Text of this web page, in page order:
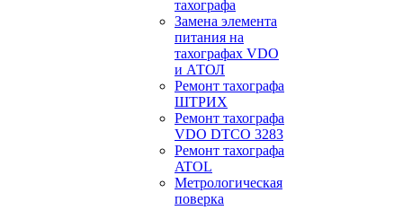
тахографа
Замена элемента
питания на
тахографах VDO
и АТОЛ
Ремонт тахографа
ШТРИХ
Ремонт тахографа
VDO DTCO 3283
Ремонт тахографа
ATOL
Метрологическая
поверка